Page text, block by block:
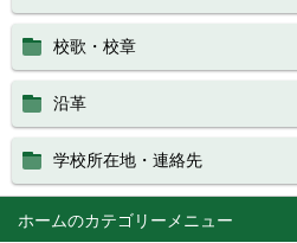
ホーム
校歌・校章
沿革
学校所在地・連絡先